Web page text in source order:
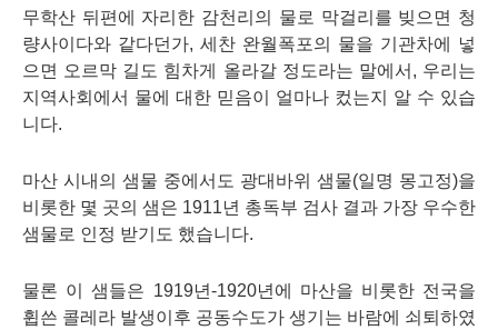
무학산 뒤편에 자리한 감천리의 물로 막걸리를 빚으면 청
량사이다와 같다던가, 세찬 완월폭포의 물을 기관차에 넣
으면 오르막 길도 힘차게 올라갈 정도라는 말에서, 우리는
지역사회에서 물에 대한 믿음이 얼마나 컸는지 알 수 있습
니다.
마산 시내의 샘물 중에서도 광대바위 샘물(일명 몽고정)을
비롯한 몇 곳의 샘은 1911년 총독부 검사 결과 가장 우수한
샘물로 인정 받기도 했습니다.
물론 이 샘들은 1919년-1920년에 마산을 비롯한 전국을
휩쓴 콜레라 발생이후 공동수도가 생기는 바람에 쇠퇴하였